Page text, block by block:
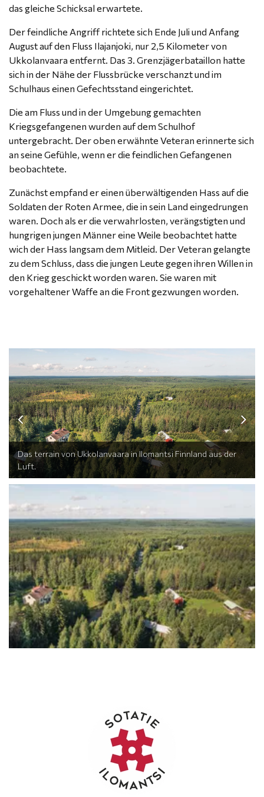
das gleiche Schicksal erwartete.
Der feindliche Angriff richtete sich Ende Juli und Anfang
August auf den Fluss Ilajanjoki, nur 2,5 Kilometer von
Ukkolanvaara entfernt. Das 3. Grenzjägerbataillon hatte
sich in der Nähe der Flussbrücke verschanzt und im
Schulhaus einen Gefechtsstand eingerichtet.
Die am Fluss und in der Umgebung gemachten
Kriegsgefangenen wurden auf dem Schulhof
untergebracht. Der oben erwähnte Veteran erinnerte sich
an seine Gefühle, wenn er die feindlichen Gefangenen
beobachtete.
Zunächst empfand er einen überwältigenden Hass auf die
Soldaten der Roten Armee, die in sein Land eingedrungen
waren. Doch als er die verwahrlosten, verängstigten und
hungrigen jungen Männer eine Weile beobachtet hatte
wich der Hass langsam dem Mitleid. Der Veteran gelangte
zu dem Schluss, dass die jungen Leute gegen ihren Willen in
den Krieg geschickt worden waren. Sie waren mit
vorgehaltener Waffe an die Front gezwungen worden.
Das terrain von Ukkolanvaara in Ilomantsi Finnland aus der
Luft.